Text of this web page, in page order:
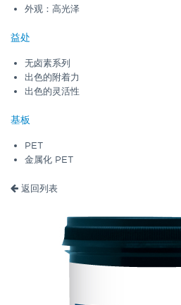
外观：高光泽
益处
无卤素系列
出色的附着力
出色的灵活性
基板
PET
金属化 PET
返回列表